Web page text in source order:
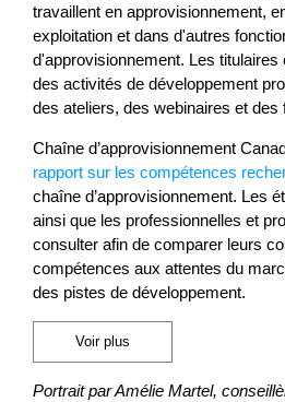
travaillent en approvisionnement,
exploitation et dans d'autres
d'approvisionnement. Les
des activités de développement
des ateliers, des webinaires et des
Chaîne d’approvisionnement
rapport sur les compétences
chaîne d’approvisionnement. Les
ainsi que les professionnelles et
consulter afin de comparer leurs
compétences aux attentes du
des pistes de développement.
Voir plus
Portrait par Amélie Martel,